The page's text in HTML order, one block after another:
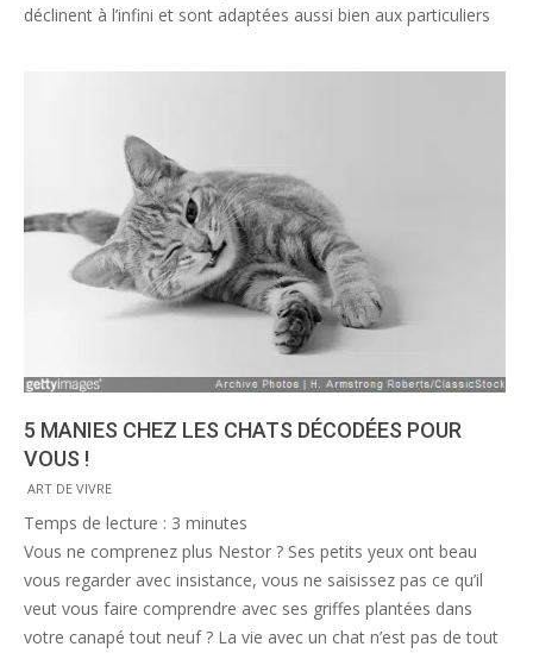
déclinent à l’infini et sont adaptées aussi bien aux particuliers
5 MANIES CHEZ LES CHATS DÉCODÉES POUR
VOUS !
2016-
05-
17
ART DE VIVRE
Temps de lecture : 3 minutes
Vous ne comprenez plus Nestor ? Ses petits yeux ont beau
vous regarder avec insistance, vous ne saisissez pas ce qu’il
veut vous faire comprendre avec ses griffes plantées dans
votre canapé tout neuf ? La vie avec un chat n’est pas de tout